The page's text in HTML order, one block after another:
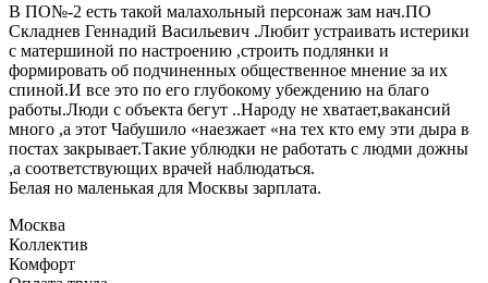
В ПО№-2 есть такой малахольный персонаж зам нач.ПО
Складнев Геннадий Васильевич .Любит устраивать истерики
с матершиной по настроению ,строить подлянки и
формировать об подчиненных общественное мнение за их
спиной.И все это по его глубокому убеждению на благо
работы.Люди с объекта бегут ..Народу не хватает,вакансий
много ,а этот Чабушило «наезжает «на тех кто ему эти дыра в
постах закрывает.Такие ублюдки не работать с людми дожны
,а соответствующих врачей наблюдаться.
Белая но маленькая для Москвы зарплата.
Москва
Коллектив
Комфорт